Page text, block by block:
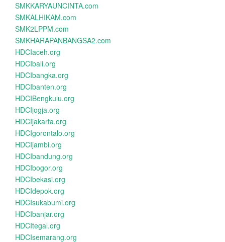
SMKKARYAUNCINTA.com
SMKALHIKAM.com
SMK2LPPM.com
SMKHARAPANBANGSA2.com
HDCIaceh.org
HDCIbali.org
HDCIbangka.org
HDCIbanten.org
HDCIBengkulu.org
HDCIjogja.org
HDCIjakarta.org
HDCIgorontalo.org
HDCIjambi.org
HDCIbandung.org
HDCIbogor.org
HDCIbekasi.org
HDCIdepok.org
HDCIsukabumi.org
HDCIbanjar.org
HDCItegal.org
HDCIsemarang.org